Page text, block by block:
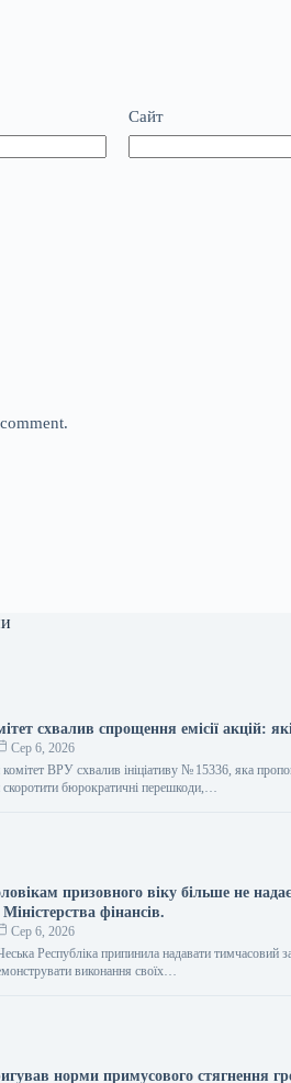
Сайт
схвалив спрощення емісії акцій:
Сер 6, 2026
ВРУ схвалив ініціативу № 15336, яка
бюрократичні перешкоди,…
призовного віку більше не
фінансів.
Сер 6, 2026
Республіка припинила надавати тимчасовий
виконання своїх…
норми примусового стягнення